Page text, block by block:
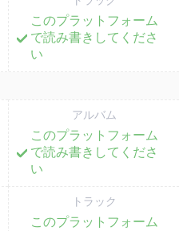
;
このプラットフォーム
で読み書きしてくださ
い
アルバム
;
このプラットフォーム
で読み書きしてくださ
い
トラック
このプラットフォーム